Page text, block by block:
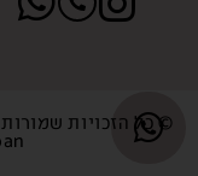
© כל הזכויות שמורות